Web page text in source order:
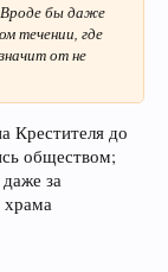
Вроде бы даже
течении, где
от не
Крестителя до
обществом;
за
храма